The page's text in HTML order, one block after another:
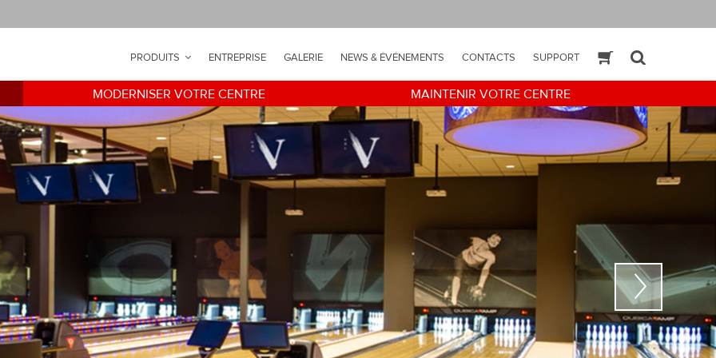
PRODUITS ENTREPRISE GALERIE NEWS & ÉVÉNEMENTS CONTACTS SUPPORTESHOP
MODERNISER VOTRE CENTRE MAINTENIR VOTRE CENTRE